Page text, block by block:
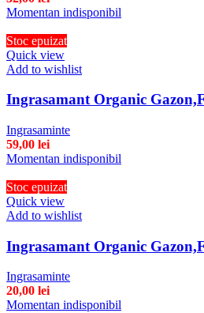
Momentan indisponibil
Stoc epuizat
Quick view
Add to wishlist
Ingrasamant Organic
Ingrasaminte
59,00 lei
Momentan indisponibil
Stoc epuizat
Quick view
Add to wishlist
Ingrasamant Organic
Ingrasaminte
20,00 lei
Momentan indisponibil